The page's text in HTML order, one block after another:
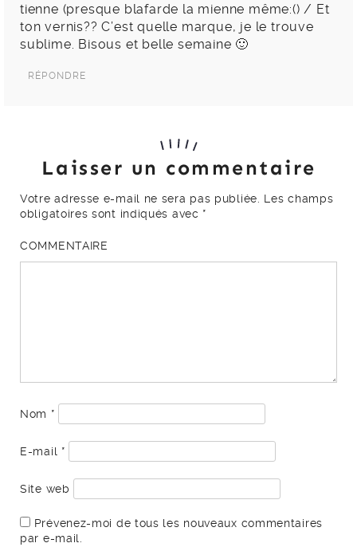
tienne (presque blafarde la mienne même:() / Et
ton vernis?? C’est quelle marque, je le trouve
sublime. Bisous et belle semaine 🙂
RÉPONDRE
Laisser un commentaire
Votre adresse e-mail ne sera pas publiée.
Les champs
obligatoires sont indiqués avec *
COMMENTAIRE
Nom *
E-mail *
Site web
Prévenez-moi de tous les nouveaux commentaires
par e-mail.